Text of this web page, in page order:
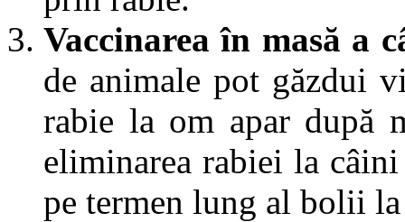
Vaccinarea în masă a
de animale pot găzdui
rabie la om apar după
eliminarea rabiei la
pe termen lung al bolii